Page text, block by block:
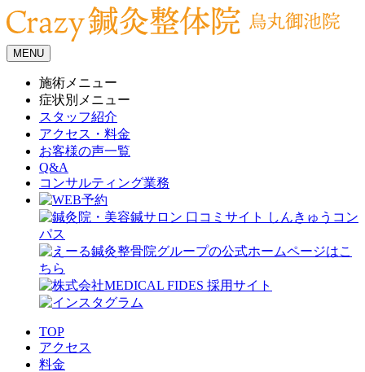
MENU
施術メニュー
症状別メニュー
スタッフ紹介
アクセス・料金
お客様の声一覧
Q&A
コンサルティング業務
TOP
アクセス
料金